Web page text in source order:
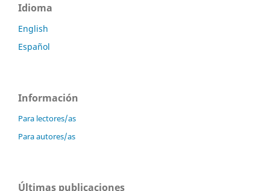
Idioma
English
Español
Información
Para lectores/as
Para autores/as
Últimas publicaciones